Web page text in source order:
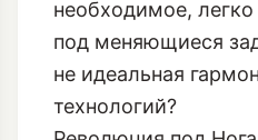
личным
подстраивается
рюкзак вмещает в
необходимое,